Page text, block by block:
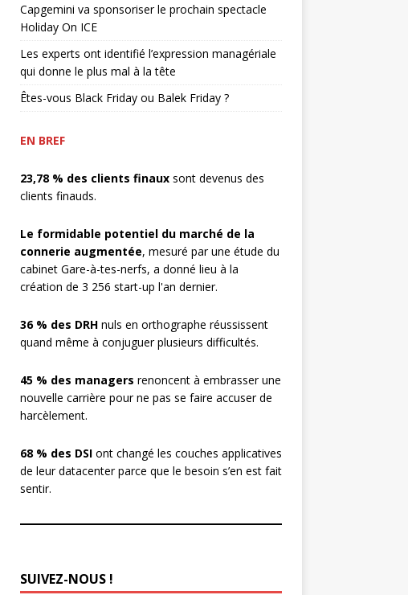
Capgemini va sponsoriser le prochain spectacle
Holiday On ICE
Les experts ont identifié l’expression managériale
qui donne le plus mal à la tête
Êtes-vous Black Friday ou Balek Friday ?
EN BREF
23,78 % des clients finaux sont devenus des
clients finauds.
Le formidable potentiel du marché de la
connerie augmentée, mesuré par une étude du
cabinet Gare-à-tes-nerfs, a donné lieu à la
création de 3 256 start-up l'an dernier.
36 % des DRH nuls en orthographe réussissent
quand même à conjuguer plusieurs difficultés.
45 % des managers renoncent à embrasser une
nouvelle carrière pour ne pas se faire accuser de
harcèlement.
68 % des DSI ont changé les couches applicatives
de leur datacenter parce que le besoin s’en est fait
sentir.
SUIVEZ-NOUS !